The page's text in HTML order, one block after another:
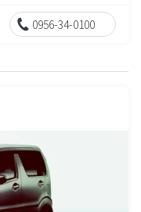
0956-34-0100